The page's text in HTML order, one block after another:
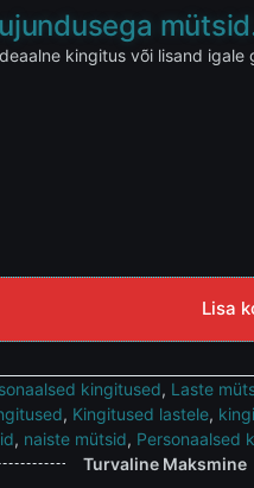
kingitus või lisand igale
Lisa
kingitused, Laste
, Kingitused lastele,
, naiste mütsid, Personaalsed
Turvaline Maksmine